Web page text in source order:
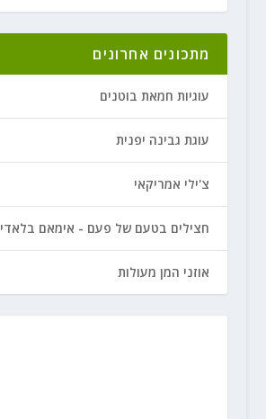
מתכונים אחרונים
עוגיות חמאת בוטנים
עוגת גבינה יפנית
צ'ילי אמריקאי
חצילים בטעם של פעם - אימאם בלאדי
אוזני המן מעולות